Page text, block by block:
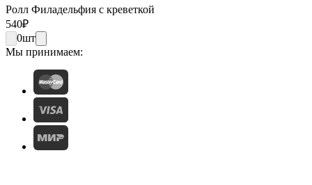
Ролл Филадельфия с креветкой
540₽
0шт
Мы принимаем: